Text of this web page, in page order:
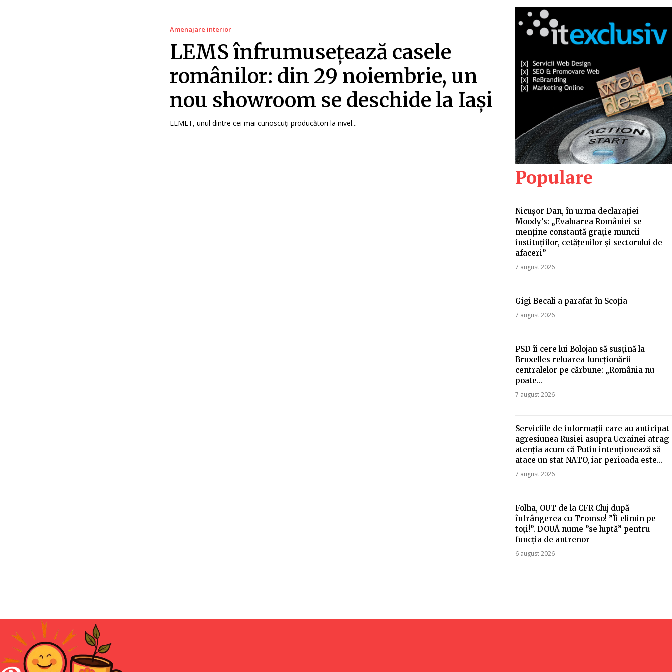
Amenajare interior
LEMS înfrumusețează casele
românilor: din 29 noiembrie, un
nou showroom se deschide la Iași
LEMET, unul dintre cei mai cunoscuți producători la nivel...
Populare
Nicușor Dan, în urma declarației
Moody’s: „Evaluarea României se
menține constantă grație muncii
instituțiilor, cetățenilor și sectorului de
afaceri”
7 august 2026
Gigi Becali a parafat în Scoția
7 august 2026
PSD îi cere lui Bolojan să susțină la
Bruxelles reluarea funcționării
centralelor pe cărbune: „România nu
poate…
7 august 2026
Serviciile de informații care au anticipat
agresiunea Rusiei asupra Ucrainei atrag
atenția acum că Putin intenționează să
atace un stat NATO, iar perioada este...
7 august 2026
Folha, OUT de la CFR Cluj după
înfrângerea cu Tromso! ”Îi elimin pe
toți!”. DOUĂ nume ”se luptă” pentru
funcția de antrenor
6 august 2026